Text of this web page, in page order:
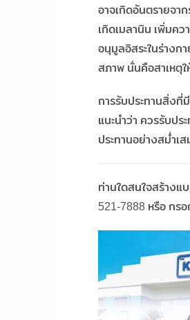
อาจเกิดอันตรายจา
เกิดเมลานิน เพิ่มค
อนุมูลอิสระในร่างก
สภาพ นั่นคือสาเหตุใ
การรับประทานสิ่ง
แนะนำว่า ควรรับปร
ประทานอย่างสม่ำเ
ท่านใดสนใจสร้างแ
521-7888 หรือ กร